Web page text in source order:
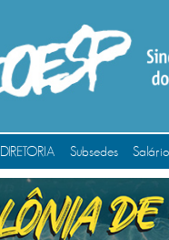
DIRETORIA Subsedes